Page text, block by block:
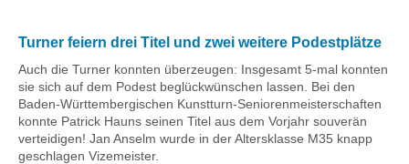
Turner feiern drei Titel und zwei weitere Podestplätze
Auch die Turner konnten überzeugen: Insgesamt 5-mal konnten
sie sich auf dem Podest beglückwünschen lassen. Bei den
Baden-Württembergischen Kunstturn-Seniorenmeisterschaften
konnte Patrick Hauns seinen Titel aus dem Vorjahr souverän
verteidigen! Jan Anselm wurde in der Altersklasse M35 knapp
geschlagen Vizemeister.